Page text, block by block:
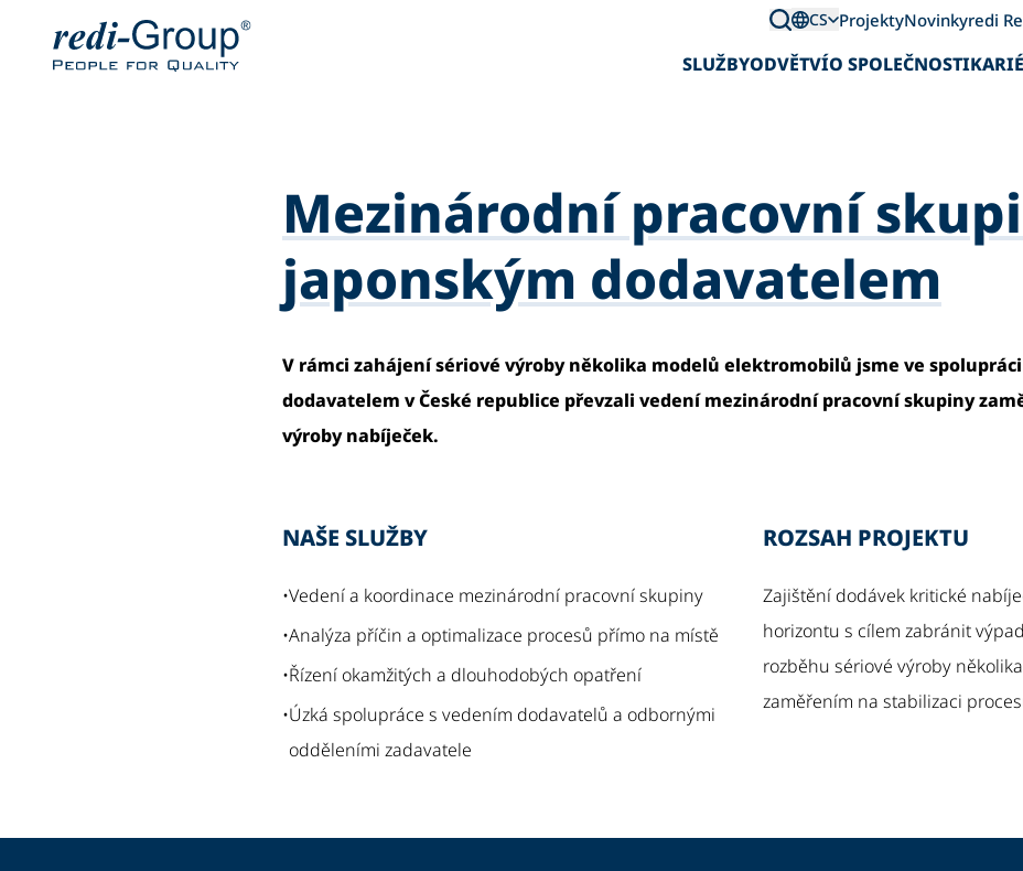
CS ProjektyNovinkyredi
SLUŽBYODVĚTVÍO SPOLEČNOSTI
Mezinárodní pracovní
japonským dodavatelem
V rámci zahájení sériové výroby několika modelů elektromobilů jsme ve
dodavatelem v České republice převzali vedení mezinárodní pracovní skupiny
výroby nabíječek.
NAŠE SLUŽBY
•Vedení a koordinace mezinárodní pracovní skupiny
•Analýza příčin a optimalizace procesů přímo na místě
•Řízení okamžitých a dlouhodobých opatření
•Úzká spolupráce s vedením dodavatelů a odbornými
odděleními zadavatele
ROZSAH PROJEKTU
Zajištění dodávek kritické
horizontu s cílem zabránit
rozběhu sériové výroby
zaměřením na stabilizaci